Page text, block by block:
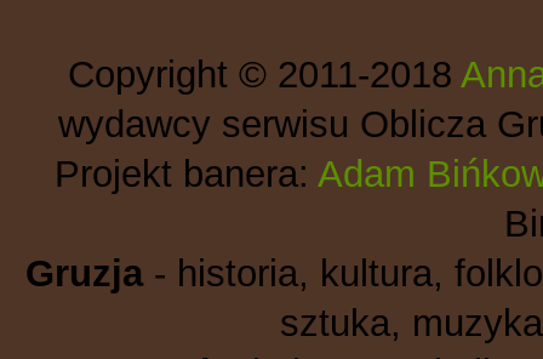
Copyright © 2011-2018
wydawcy serwisu Oblicza
Projekt banera: Adam
Gruzja- historia, kultura,
sztuka,